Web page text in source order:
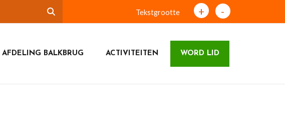
Tekstgrootte + -
AFDELING BALKBRUG ACTIVITEITEN WORD LID